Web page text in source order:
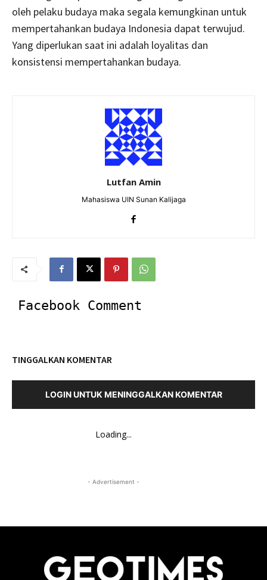
oleh pelaku budaya maka segala kemungkinan untuk
mempertahankan budaya Indonesia dapat terwujud.
Yang diperlukan saat ini adalah loyalitas dan
konsistensi mempertahankan budaya.
Lutfan Amin
Mahasiswa UIN Sunan Kalijaga
Facebook Comment
TINGGALKAN KOMENTAR
LOGIN UNTUK MENINGGALKAN KOMENTAR
Loading...
- Advertisement -